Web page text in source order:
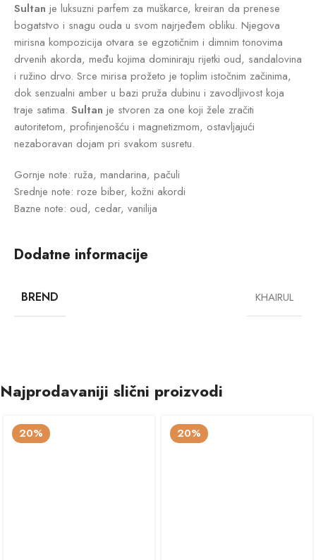
Sultan je luksuzni parfem za muškarce, kreiran da prenese
bogatstvo i snagu ouda u svom najrjeđem obliku. Njegova
mirisna kompozicija otvara se egzotičnim i dimnim tonovima
drvenih akorda, među kojima dominiraju rijetki oud, sandalovina
i ružino drvo. Srce mirisa prožeto je toplim istočnim začinima,
dok senzualni amber u bazi pruža dubinu i zavodljivost koja
traje satima. Sultan je stvoren za one koji žele zračiti
autoritetom, profinjenošću i magnetizmom, ostavljajući
nezaboravan dojam pri svakom susretu.
Gornje note: ruža, mandarina, pačuli
Srednje note: roze biber, kožni akordi
Bazne note: oud, cedar, vanilija
Dodatne informacije
BREND KHAIRUL
Najprodavaniji slični proizvodi
20% 20%